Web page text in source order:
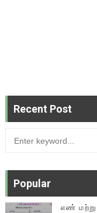
Recent Post
Popular
எண்